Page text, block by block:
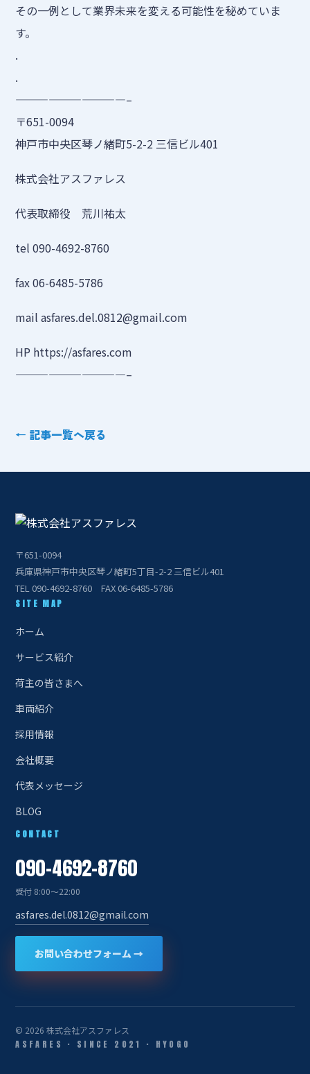
その一例として業界未来を変える可能性を秘めていま
す。
.
.
——————————–
〒651-0094
神戸市中央区琴ノ緒町5-2-2 三信ビル401
株式会社アスファレス
代表取締役 荒川祐太
tel 090-4692-8760
fax 06-6485-5786
mail asfares.del.0812@gmail.com
HP https://asfares.com
——————————–
← 記事一覧へ戻る
〒651-0094
兵庫県神戸市中央区琴ノ緒町5丁目-2-2 三信ビル401
TEL 090-4692-8760 FAX 06-6485-5786
SITE MAP
ホーム
サービス紹介
荷主の皆さまへ
車両紹介
採用情報
会社概要
代表メッセージ
BLOG
CONTACT
090-4692-8760
受付 8:00〜22:00
asfares.del.0812@gmail.com
お問い合わせフォーム →
© 2026 株式会社アスファレス
ASFARES · SINCE 2021 · HYOGO